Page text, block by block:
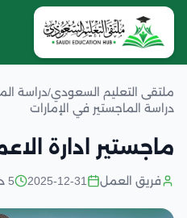
ملتقى التعليم السعودي/دراسة
دراسة الماجستير في الإمارات
ماجستير ادارة
فريق العمل 2025-12-31 5 دقائق قراءة